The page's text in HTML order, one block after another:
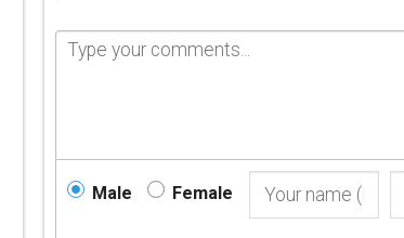
Male Female